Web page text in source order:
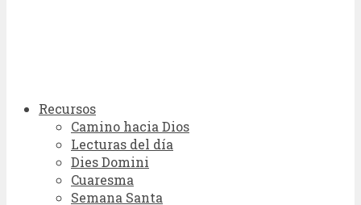
Recursos
Camino hacia Dios
Lecturas del día
Dies Domini
Cuaresma
Semana Santa